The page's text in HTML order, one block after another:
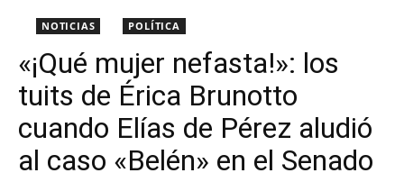
Jardín
NOTICIAS POLÍTICA
«¡Qué mujer nefasta!»: los
tuits de Érica Brunotto
cuando Elías de Pérez aludió
al caso «Belén» en el Senado